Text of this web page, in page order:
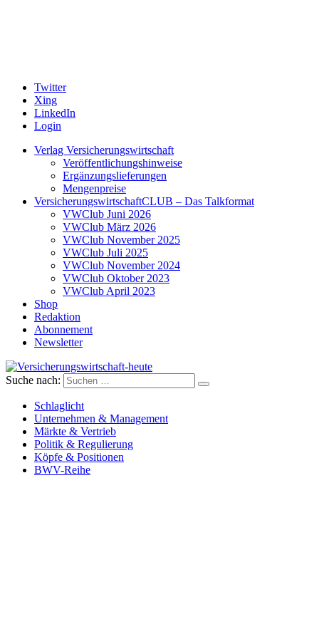
Twitter
Xing
LinkedIn
Login
Verlag Versicherungswirtschaft
Veröffentlichungshinweise
Ergänzungslieferungen
Mengenpreise
VersicherungswirtschaftCLUB – Das Talkformat
VWClub Juni 2026
VWClub März 2026
VWClub November 2025
VWClub Juli 2025
VWClub November 2024
VWClub Oktober 2023
VWClub April 2023
Shop
Redaktion
Abonnement
Newsletter
Versicherungswirtschaft-heute
Suche nach:
Schlaglicht
Unternehmen & Management
Märkte & Vertrieb
Politik & Regulierung
Köpfe & Positionen
BWV-Reihe